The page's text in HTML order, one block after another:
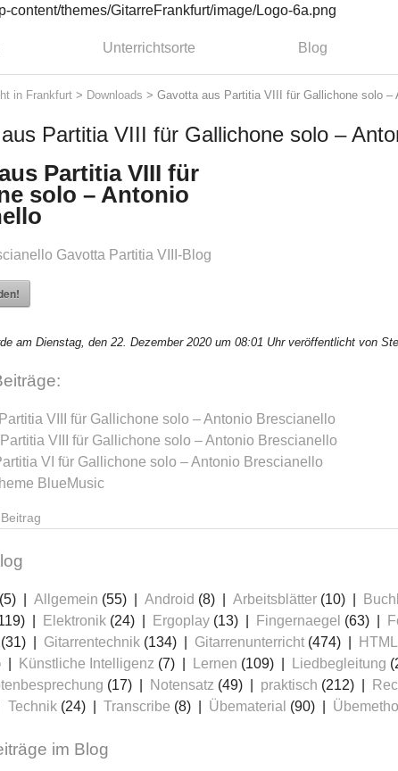
Unterrichtsorte Blog
in Frankfurt> Downloads > Gavotta aus Partitia VIII für Gallichone solo –
Partitia VIII für Gallichone solo –
Partitia VIII für
solo – Antonio
Gavotta Partitia VIII-Blog
am Dienstag, den 22. Dezember 2020 um 08:01 Uhr veröffentlicht von
VIII für Gallichone solo – Antonio Brescianello
VIII für Gallichone solo – Antonio Brescianello
VI für Gallichone solo – Antonio Brescianello
BlueMusic
(5) Allgemein (55) Android (8) Arbeitsblätter (10)
Elektronik (24) Ergoplay (13) Fingernaegel (63)
(31) Gitarrentechnik (134) Gitarrenunterricht (474) HTML
Künstliche Intelligenz (7) Lernen (109) Liedbegleitung
(17) Notensatz (49) praktisch (212)
Technik (24) Transcribe (8) Übematerial (90)
im Blog